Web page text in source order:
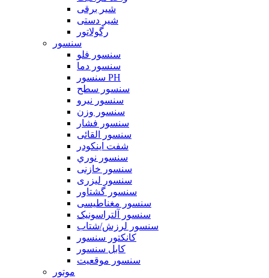
شیر برقی
شیر دستی
رگولاتور
سنسور
سنسور فلو
سنسور دما
سنسور PH
سنسور سطح
سنسور نیرو
سنسور وزن
سنسور فشار
سنسور القائی
شفت اینکودر
سنسور نوري
سنسور خازنی
سنسور لیزری
سنسور گشتاور
سنسور مغناطیسی
سنسور آلتراسونیک
سنسور لرزش/شتاب
کانکتور سنسور
کابل سنسور
سنسور موقعیت
موتور